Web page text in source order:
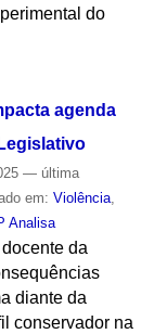
do
agenda
— última
em: Violência,
Analisa
da
diante da
conservador na